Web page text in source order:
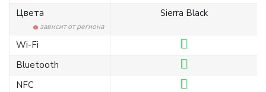
Цвета
зависит от региона
Sierra Black
Wi-Fi
Bluetooth
NFC